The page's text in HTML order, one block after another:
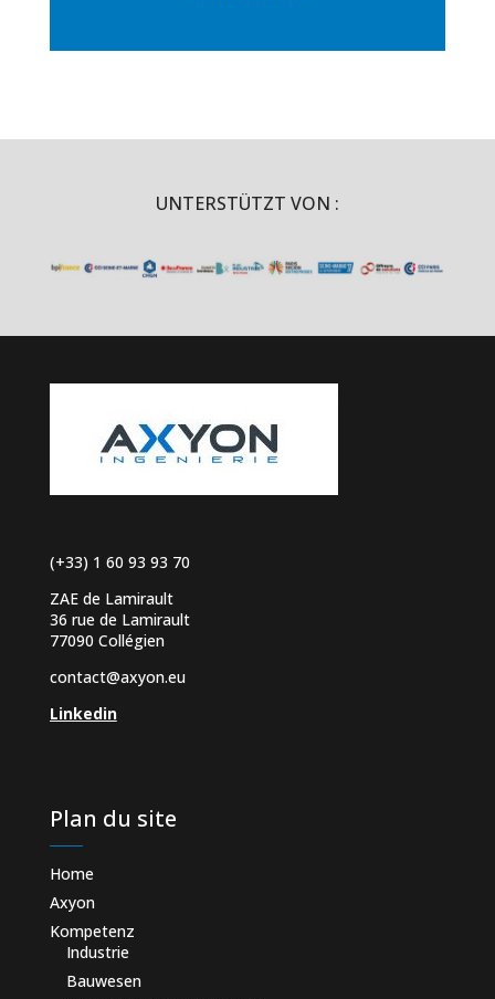
UNTERSTÜTZT VON :
(+33) 1 60 93 93 70
ZAE de Lamirault
36 rue de Lamirault
77090 Collégien
contact@axyon.eu
Linkedin
Plan du site
Home
Axyon
Kompetenz
Industrie
Bauwesen